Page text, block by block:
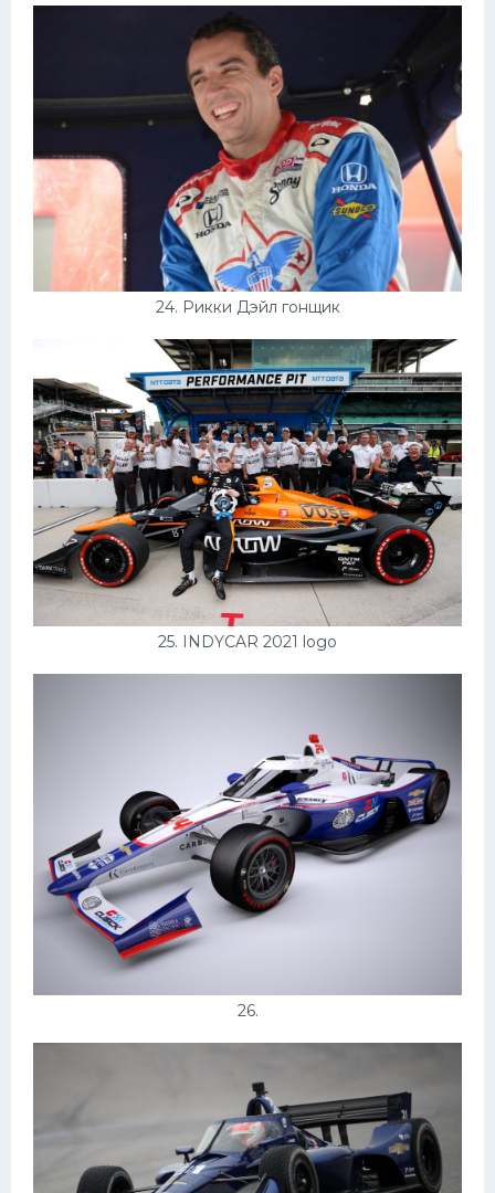
24. Рикки Дэйл гонщик
25. INDYCAR 2021 logo
26.